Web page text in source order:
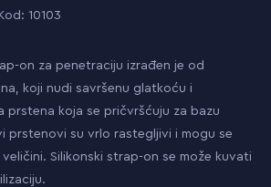
Kod: 10103
on za penetraciju izrađen je od
koji nudi savršenu glatkoću i
prstena koja se pričvršćuju za bazu
prstenovi su vrlo rastegljivi i mogu se
Silikonski strap-on se može kuvati